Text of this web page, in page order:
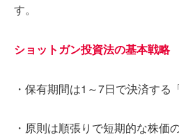
す。
ショットガン投資法の基本戦略
・保有期間は1～7日で決済する
・原則は順張りで短期的な株価